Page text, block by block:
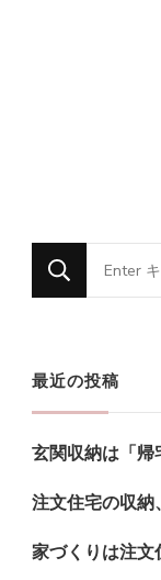
に
探
で
す
?
最近の投稿
玄関収納は「帰
注文住宅の収納
家づくりは注文